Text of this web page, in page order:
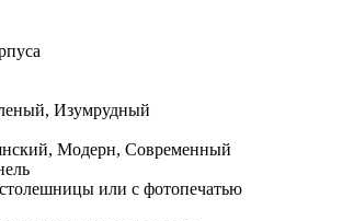
Изумрудный
Модерн, Современный
или с фотопечатью